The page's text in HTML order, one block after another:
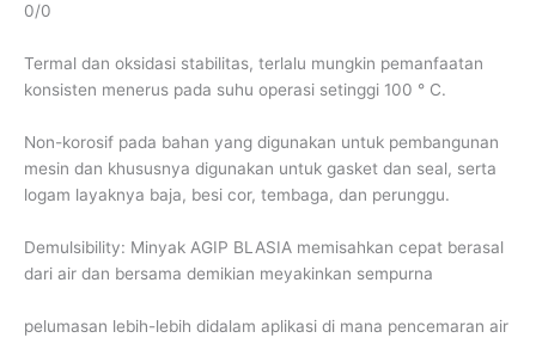
0/0
Termal dan oksidasi stabilitas, terlalu mungkin pemanfaatan
konsisten menerus pada suhu operasi setinggi 100 ° C.
Non-korosif pada bahan yang digunakan untuk pembangunan
mesin dan khususnya digunakan untuk gasket dan seal, serta
logam layaknya baja, besi cor, tembaga, dan perunggu.
Demulsibility: Minyak AGIP BLASIA memisahkan cepat berasal
dari air dan bersama demikian meyakinkan sempurna
pelumasan lebih-lebih didalam aplikasi di mana pencemaran air